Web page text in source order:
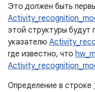
Этодолжен быть
этой структуры будут
указателю
где известно, что
Определение в строке